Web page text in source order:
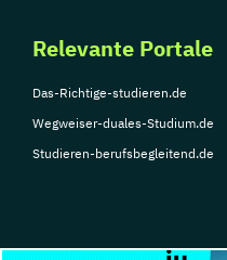
Wirtschaftsrecht
Relevante Portale
Das-Richtige-studieren.de
Wegweiser-duales-Studium.de
Studieren-berufsbegleitend.de